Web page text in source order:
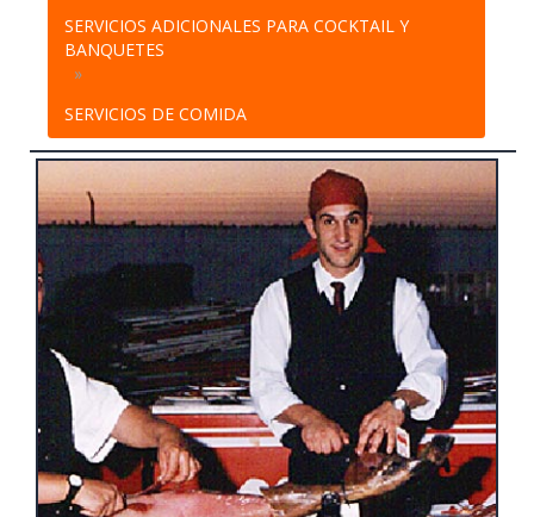
SERVICIOS ADICIONALES PARA COCKTAIL Y
BANQUETES
SERVICIOS DE COMIDA